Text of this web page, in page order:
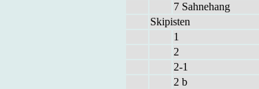
7 Sah­ne­hang
Ski­pis­ten
1
2
2-1
2 b